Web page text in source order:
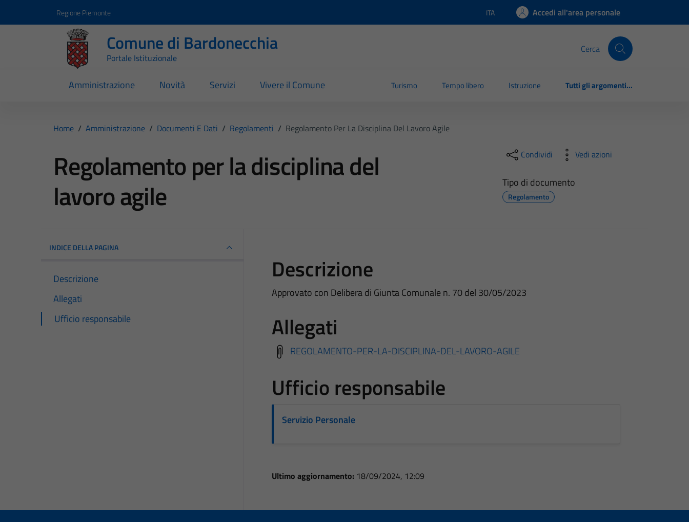
Regione Piemonte Lingua attiva:
ITA Accedi all'area personale
Comune di Bardonecchia
Portale Istituzionale
Cerca
Amministrazione Novità Servizi Vivere il Comune Turismo Tempo libero Istruzione Tutti gli argomenti...
Home / Amministrazione / Documenti E Dati / Regolamenti / Regolamento Per La Disciplina Del Lavoro Agile
Regolamento per la disciplina del
lavoro agile
Condividi Vedi azioni
Tipo di documento
Regolamento
INDICE DELLA PAGINA
Descrizione
Allegati
Ufficio responsabile
Descrizione
Approvato con Delibera di Giunta Comunale n. 70 del 30/05/2023
Allegati
REGOLAMENTO-PER-LA-DISCIPLINA-DEL-LAVORO-AGILE
Ufficio responsabile
Servizio Personale
Ultimo aggiornamento: 18/09/2024, 12:09